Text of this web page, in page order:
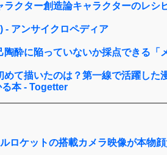
ラクター創造論キャラクターのレシ
- アンサイクロペディア
陶酔に陥っていないか採点できる「
めて描いたのは？第一線で活躍し
本 - Togetter
ロケットの搭載カメラ映像が本物